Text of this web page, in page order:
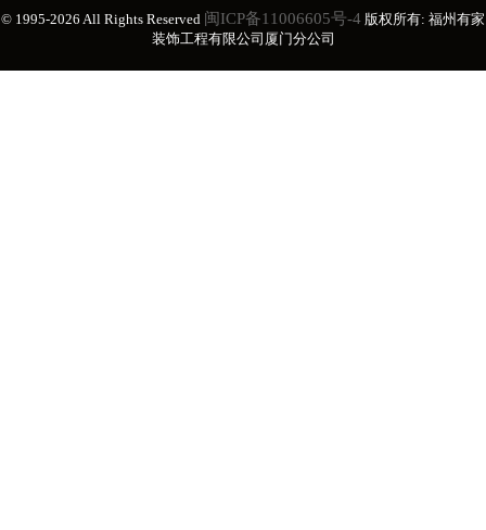
© 1995-2026 All Rights Reserved 闽ICP备11006605号-4 版权所有: 福州有家
装饰工程有限公司厦门分公司